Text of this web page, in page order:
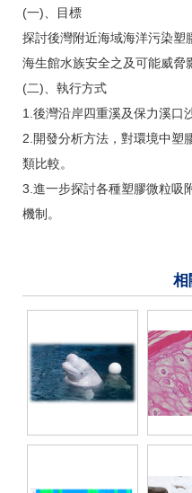
(一)、目標
探討後灣附近海域海洋污染塑
海生館水族安全之及可能威脅
(二)、執行方式
1.後灣沿岸四重溪及保力溪口
2.開發分析方法，對環境中塑
類比較。
3.進一步探討各種塑膠微粒吸
機制。
相